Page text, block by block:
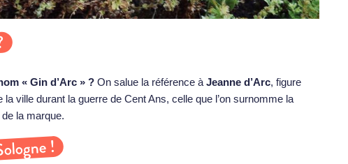
« Gin d’Arc » ? On salue la référence à Jeanne d’Arc, figure
ville durant la guerre de Cent Ans, celle que l’on surnomme la
la marque.
!